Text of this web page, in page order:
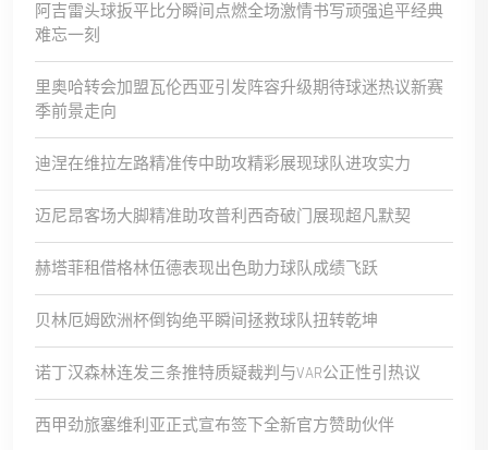
阿吉雷头球扳平比分瞬间点燃全场激情书写顽强追平经典
难忘一刻
里奥哈转会加盟瓦伦西亚引发阵容升级期待球迷热议新赛
季前景走向
迪涅在维拉左路精准传中助攻精彩展现球队进攻实力
迈尼昂客场大脚精准助攻普利西奇破门展现超凡默契
赫塔菲租借格林伍德表现出色助力球队成绩飞跃
贝林厄姆欧洲杯倒钩绝平瞬间拯救球队扭转乾坤
诺丁汉森林连发三条推特质疑裁判与VAR公正性引热议
西甲劲旅塞维利亚正式宣布签下全新官方赞助伙伴